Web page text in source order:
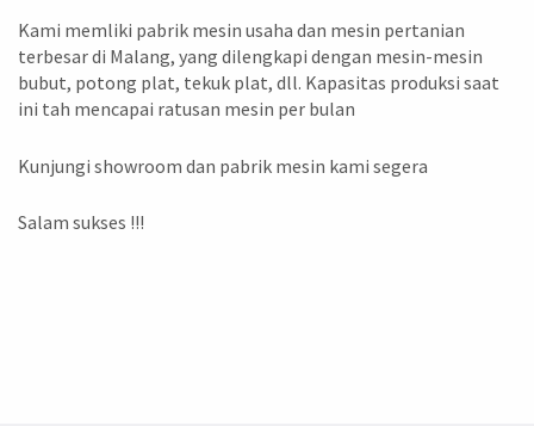
Kami memliki pabrik mesin usaha dan mesin pertanian
terbesar di Malang, yang dilengkapi dengan mesin-mesin
bubut, potong plat, tekuk plat, dll. Kapasitas produksi saat
ini tah mencapai ratusan mesin per bulan
Kunjungi showroom dan pabrik mesin kami segera
Salam sukses !!!